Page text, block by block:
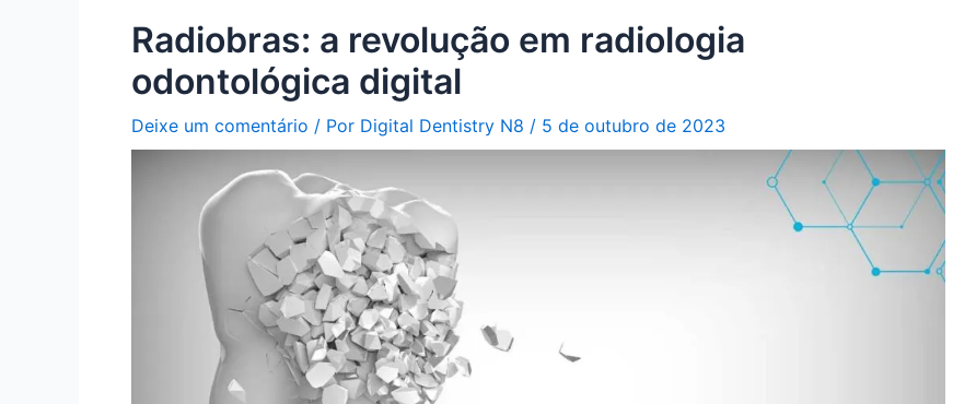
Radiobras: a revolução em radiologia
odontológica digital
Deixe um comentário / Por Digital Dentistry N8 / 5 de outubro de 2023